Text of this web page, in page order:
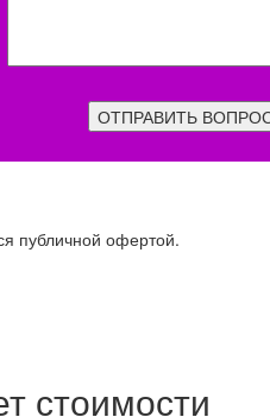
ОТПРАВИТЬ
публичной офертой.
стоимости